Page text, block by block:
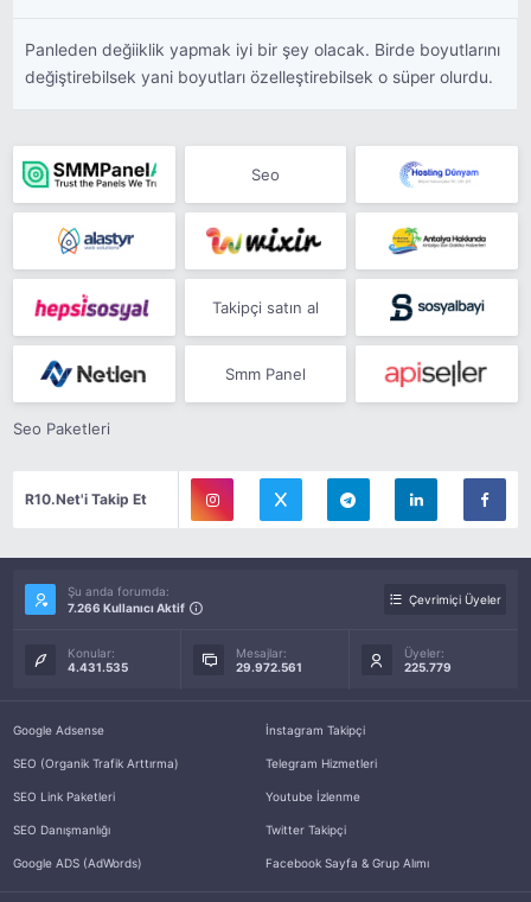
Panleden değiiklik yapmak iyi bir şey olacak. Birde boyutlarını
değiştirebilsek yani boyutları özelleştirebilsek o süper olurdu.
Seo
Takipçi satın al
Smm Panel
Seo Paketleri
R10.Net'i Takip Et
Şu anda forumda:
7.266 Kullanıcı Aktif
Çevrimiçi Üyeler
Konular:
4.431.535
Mesajlar:
29.972.561
Üyeler:
225.779
Google Adsense
SEO (Organik Trafik Arttırma)
SEO Link Paketleri
SEO Danışmanlığı
Google ADS (AdWords)
İnstagram Takipçi
Telegram Hizmetleri
Youtube İzlenme
Twitter Takipçi
Facebook Sayfa & Grup Alımı